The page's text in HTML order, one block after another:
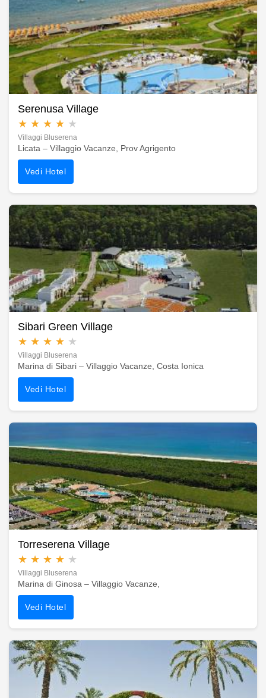
Serenusa Village
★ ★ ★ ★ ★
Villaggi Bluserena
Licata – Villaggio Vacanze, Prov Agrigento
Vedi Hotel
Sibari Green Village
★ ★ ★ ★ ★
Villaggi Bluserena
Marina di Sibari – Villaggio Vacanze, Costa Ionica
Vedi Hotel
Torreserena Village
★ ★ ★ ★ ★
Villaggi Bluserena
Marina di Ginosa – Villaggio Vacanze,
Vedi Hotel